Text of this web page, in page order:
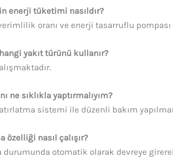
enerji tüketimi nasıldır?
verimlilik oranı ve enerji tasarruflu
yakıt türünü kullanır?
ne sıklıkla yaptırmalıyım?
sistemi ile düzenli bakım
özelliği nasıl çalışır?
durumunda otomatik olarak devreye